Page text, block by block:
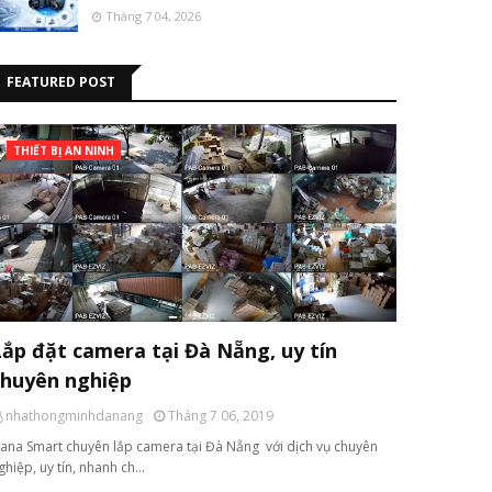
Tháng 7 04, 2026
FEATURED POST
THIẾT BỊ AN NINH
đặt camera tại Đà Nẵng, uy tín
nghiệp
nhathongminhdanang
Tháng 7 06, 2019
Smart chuyên lắp camera tại Đà Nẵng với dịch vụ chuyên
uy tín, nhanh ch…